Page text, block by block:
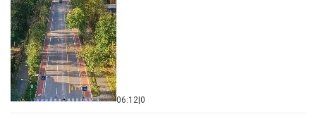
06:12 0